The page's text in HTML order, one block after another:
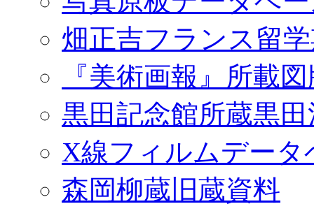
畑正吉フランス留
『美術画報』所載
黒田記念館所蔵黒
X線フィルムデータ
森岡柳蔵旧蔵資料